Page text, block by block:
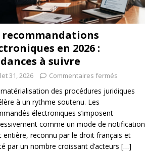
recommandations
en 2026 :
à suivre
31, 2026 Commentaires fermés
des procédures juridiques
à un rythme soutenu. Les
électroniques s’imposent
comme un mode de notification
entière, reconnu par le droit français et
par un nombre croissant d’acteurs […]